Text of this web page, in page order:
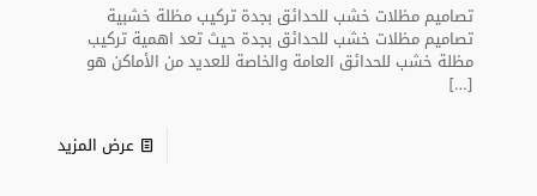
تصاميم مظلات خشب للحدائق بجدة تركيب مظلة خشبية
تصاميم مظلات خشب للحدائق بجدة حيث تعد اهمية تركيب
مظلة خشب للحدائق العامة والخاصة للعديد من الأماكن هو
[…]
عرض المزيد